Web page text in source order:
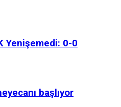
Yenişemedi: 0-0
başlıyor